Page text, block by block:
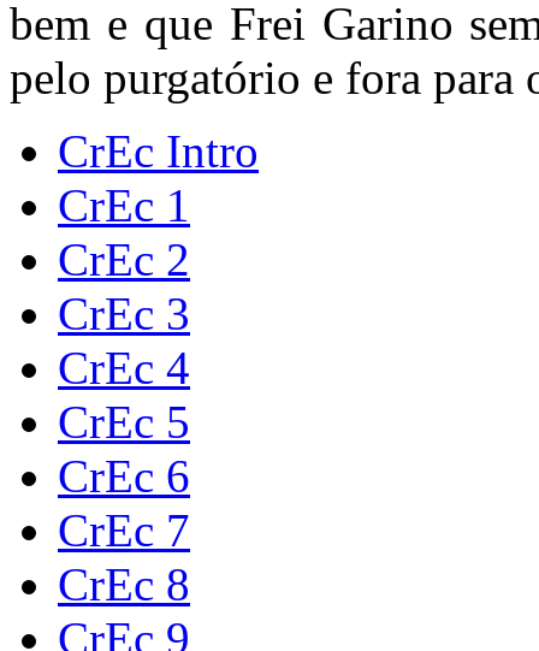
bem e que Frei Garino
pelo purgatório e fora para
CrEc Intro
CrEc 1
CrEc 2
CrEc 3
CrEc 4
CrEc 5
CrEc 6
CrEc 7
CrEc 8
CrEc 9